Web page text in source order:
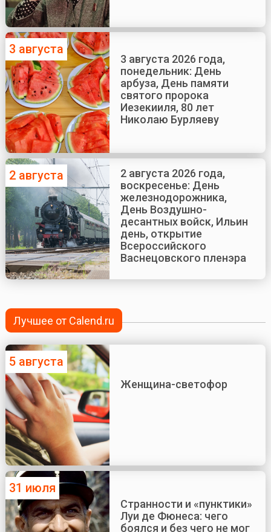
3 августа
3 августа 2026 года,
понедельник: День
арбуза, День памяти
святого пророка
Иезекииля, 80 лет
Николаю Бурляеву
2 августа
2 августа 2026 года,
воскресенье: День
железнодорожника,
День Воздушно-
десантных войск, Ильин
день, открытие
Всероссийского
Васнецовского пленэра
Лучшее от Calend.ru
5 августа
Женщина-светофор
31 июля
Странности и «пунктики»
Луи де Фюнеса: чего
боялся и без чего не мог